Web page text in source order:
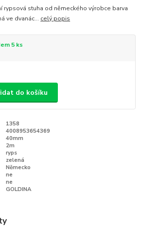
rypsová stuha od německého výrobce barva
ve dvanác... celý popis
5 ks
do košíku
1358
4008953654369
40mm
2m
ryps
zelená
Německo
ne
ne
GOLDINA